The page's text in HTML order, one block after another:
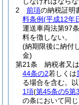
2
前項の納税証明
料条例(平成12年
運送車両法第97
料を徴しない。
(納期限後に納付
金)
第21条
納税者又
44条の2若しくは
る場合を含む。
1項(第45条の5第
の条において同